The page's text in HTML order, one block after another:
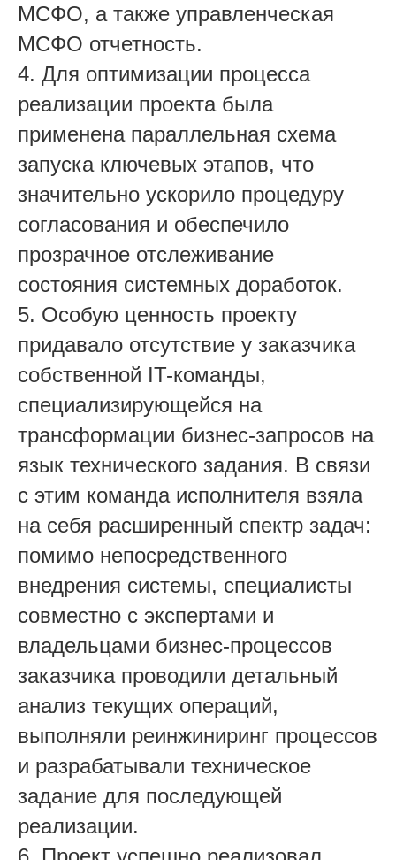
МСФО, а также управленческая
МСФО отчетность.
4. Для оптимизации процесса
реализации проекта была
применена параллельная схема
запуска ключевых этапов, что
значительно ускорило процедуру
согласования и обеспечило
прозрачное отслеживание
состояния системных доработок.
5. Особую ценность проекту
придавало отсутствие у заказчика
собственной IT-команды,
специализирующейся на
трансформации бизнес-запросов на
язык технического задания. В связи
с этим команда исполнителя взяла
на себя расширенный спектр задач:
помимо непосредственного
внедрения системы, специалисты
совместно с экспертами и
владельцами бизнес-процессов
заказчика проводили детальный
анализ текущих операций,
выполняли реинжиниринг процессов
и разрабатывали техническое
задание для последующей
реализации.